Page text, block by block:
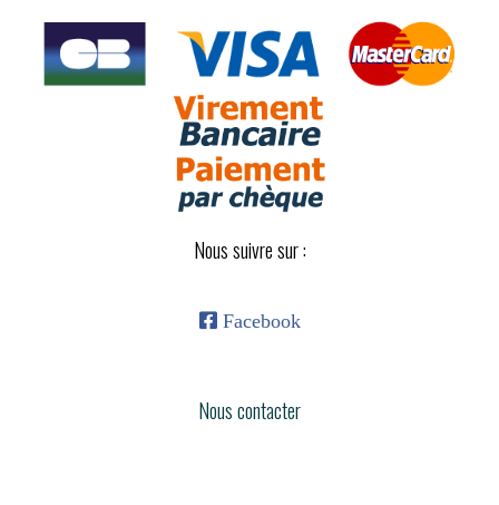
Nous suivre sur :
 Facebook
Nous contacter